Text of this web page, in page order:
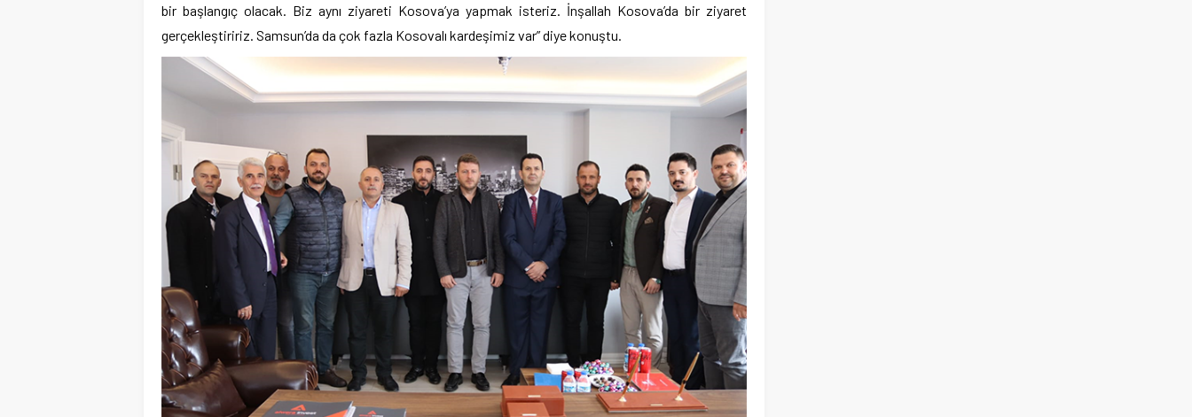
bir başlangıç olacak. Biz aynı ziyareti Kosova’ya yapmak isteriz. İnşallah Kosova’da bir ziyaret
gerçekleştiririz. Samsun’da da çok fazla Kosovalı kardeşimiz var” diye konuştu.